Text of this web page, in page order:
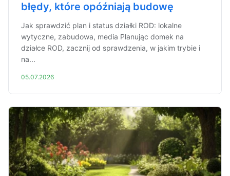
błędy, które opóźniają budowę
Jak sprawdzić plan i status działki ROD: lokalne
wytyczne, zabudowa, media Planując domek na
działce ROD, zacznij od sprawdzenia, w jakim trybie i
na...
05.07.2026